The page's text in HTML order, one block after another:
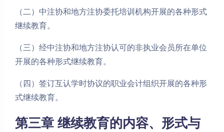
（二）中注协和地方注协委托培训机构开展的各种形式
继续教育。
（三）经中注协和地方注协认可的非执业会员所在单位
开展的各种形式继续教育。
（四）签订互认学时协议的职业会计组织开展的各种形
式继续教育。
第三章 继续教育的内容、形式与